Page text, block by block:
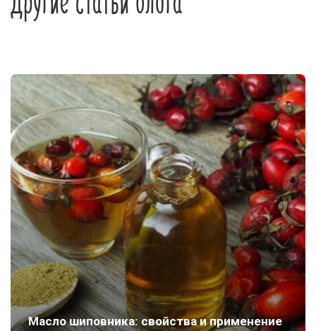
Масло шиповника: свойства и применение